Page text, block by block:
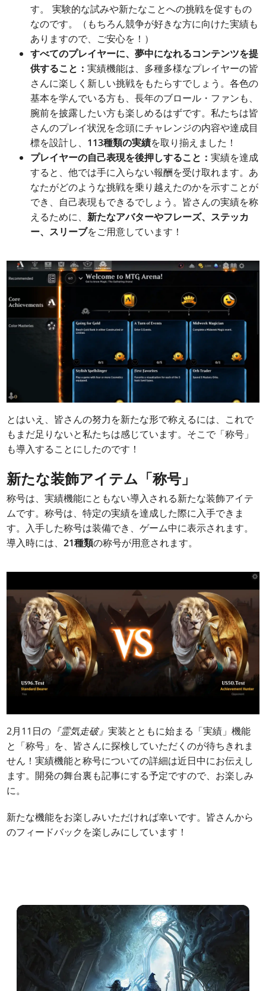
す。 実験的な試みや新たなことへの挑戦を促すもの
なのです。（もちろん競争が好きな方に向けた実績も
ありますので、ご安心を！）
すべてのプレイヤーに、夢中になれるコンテンツを提
供すること：実績機能は、多種多様なプレイヤーの皆
さんに楽しく新しい挑戦をもたらすでしょう。各色の
基本を学んでいる方も、長年のブロール・ファンも、
腕前を披露したい方も楽しめるはずです。私たちは皆
さんのプレイ状況を念頭にチャレンジの内容や達成目
標を設計し、 113種類の実績を取り揃えました！
プレイヤーの自己表現を後押しすること：実績を達成
すると、他では手に入らない報酬を受け取れます。あ
なたがどのような挑戦を乗り越えたのかを示すことが
でき、自己表現もできるでしょう。皆さんの実績を称
えるために、新たなアバターやフレーズ、ステッカ
ー、スリーブをご用意しています！
とはいえ、皆さんの努力を新たな形で称えるには、これで
もまだ足りないと私たちは感じています。そこで「称号」
も導入することにしたのです！
新たな装飾アイテム「称号」
称号は、実績機能にともない導入される新たな装飾アイテ
ムです。称号は、特定の実績を達成した際に入手できま
す。入手した称号は装備でき、ゲーム中に表示されます。
導入時には、21種類の称号が用意されます。
2月11日の 『霊気走破』実装とともに始まる「実績」機能
と「称号」を、皆さんに探検していただくのが待ちきれま
せん！実績機能と称号についての詳細は近日中にお伝えし
ます。開発の舞台裏も記事にする予定ですので、お楽しみ
に。
新たな機能をお楽しみいただければ幸いです。皆さんから
のフィードバックを楽しみにしています！